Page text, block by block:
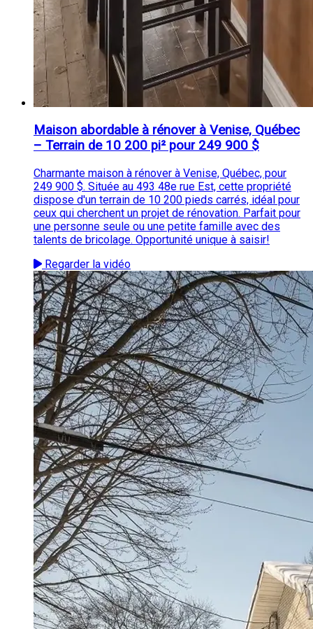
Maison abordable à rénover à Venise, Québec
– Terrain de 10 200 pi² pour 249 900 $
Charmante maison à rénover à Venise, Québec, pour
249 900 $. Située au 493 48e rue Est, cette propriété
dispose d'un terrain de 10 200 pieds carrés, idéal pour
ceux qui cherchent un projet de rénovation. Parfait pour
une personne seule ou une petite famille avec des
talents de bricolage. Opportunité unique à saisir!
Regarder la vidéo